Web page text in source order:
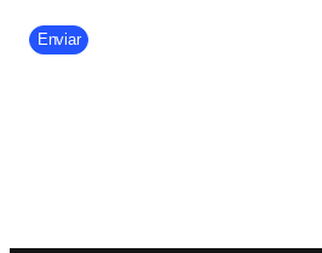
Company Division
Enviar